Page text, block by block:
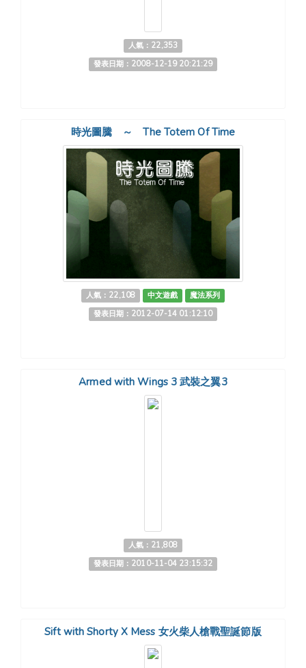
人氣：22,353
發表日期：2008-12-19 20:21:29
時光圖騰 ～ The Totem Of Time
人氣：22,108 中文遊戲
魔法系列
發表日期：2012-07-14 01:12:10
Armed with Wings 3 武裝之翼3
人氣：21,808
發表日期：2010-11-04 23:15:32
Sift with Shorty X Mess 女火柴人槍戰聖誕節版